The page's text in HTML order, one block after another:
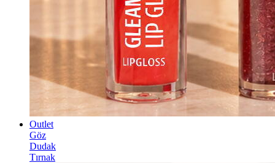
Outlet
Göz
Dudak
Tırnak